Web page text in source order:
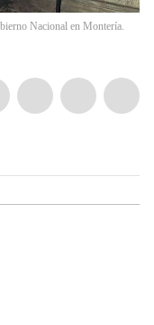
Nacional en Montería.